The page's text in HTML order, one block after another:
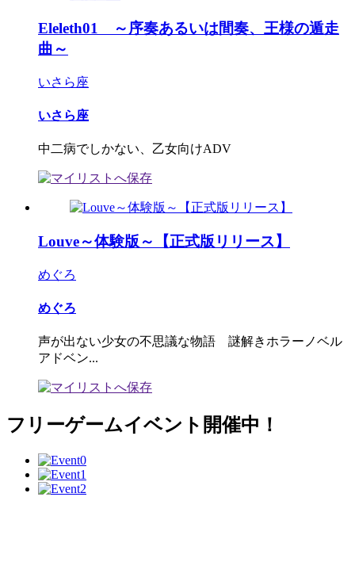
Eleleth01 ～序奏あるいは間奏、王様の遁走
曲～
いさら座
いさら座
中二病でしかない、乙女向けADV
Louve～体験版～【正式版リリース】
めぐろ
めぐろ
声が出ない少女の不思議な物語 謎解きホラーノベル
アドベン...
フリーゲームイベント開催中！